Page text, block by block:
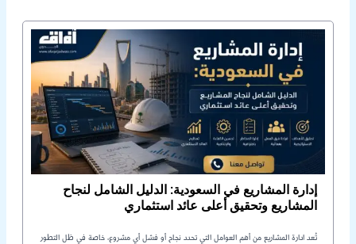
إدارة المشاريع في السعودية: الدليل الشامل لنجاح
المشاريع وتحقيق أعلى عائد استثماري
تُعد ادارة المشاريع من أهم العوامل التي تحدد نجاح أو فشل أي مشروع، خاصة في ظل التطور